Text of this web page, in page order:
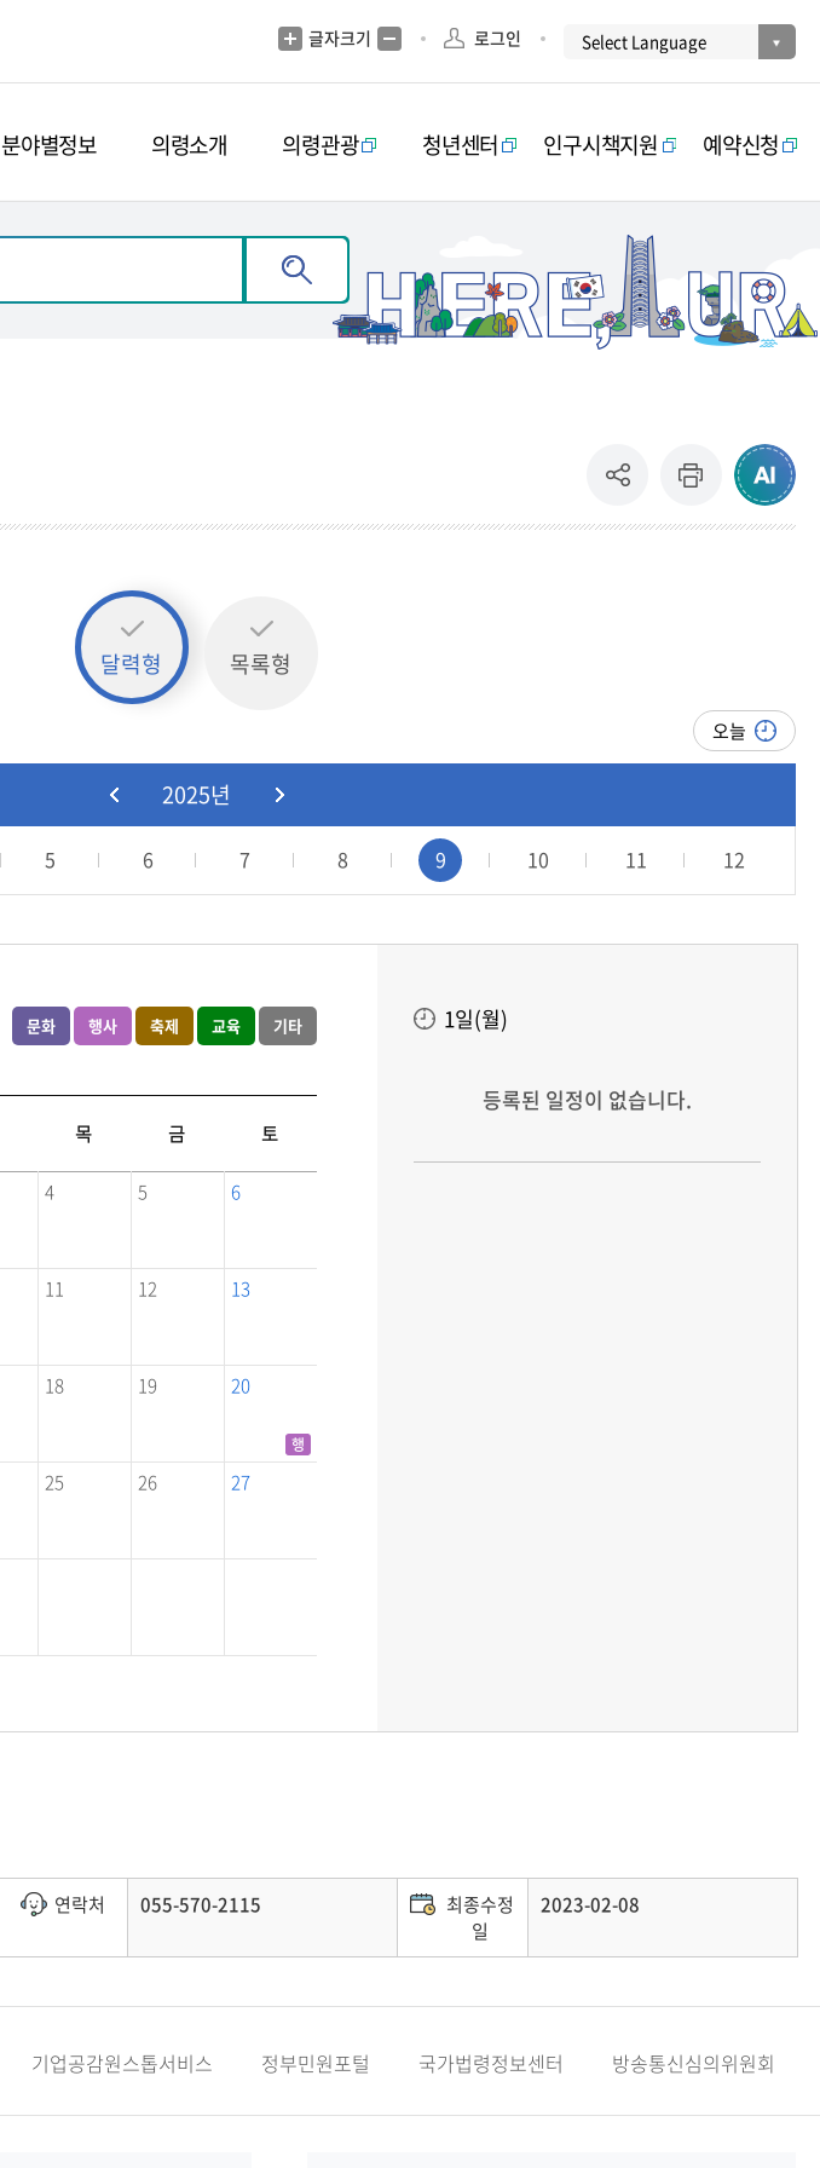
글자크기 로그인
분야별정보 의령소개 의령관광 청년센터 인구시책지원 예약신청
달력형 목록형
오늘
2025년
5 6 7 8 9 10 11 12
문화 행사 축제 교육 기타
목 금 토
4 5 6
11 12 13
18 19 20
행
25 26 27
1일(월)
등록된 일정이 없습니다.
연락처 055-570-2115
최종수정
일
2023-02-08
기업공감원스톱서비스 정부민원포털 국가법령정보센터 방송통신심의위원회